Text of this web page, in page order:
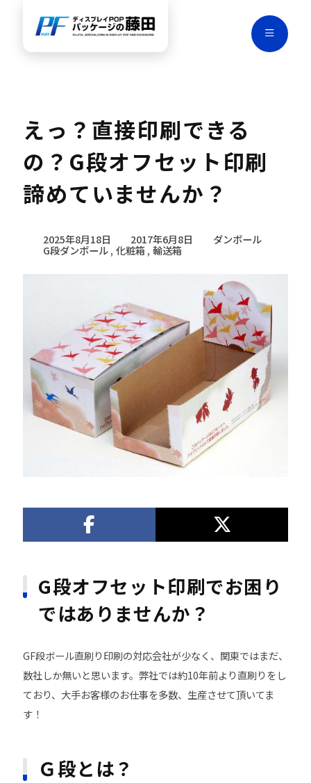
えっ？直接印刷できる
の？G段オフセット印刷
諦めていませんか？
2025年8月18日 2017年6月8日 ダンボール
G段ダンボール 化粧箱 輸送箱
G段オフセット印刷でお困り
ではありませんか？
GF段ボール直刷り印刷の対応会社が少なく、関東ではまだ、
数社しか無いと思います。弊社では約10年前より直刷りをし
ており、大手お客様のお仕事を多数、生産させて頂いてま
す！
Ｇ段とは？